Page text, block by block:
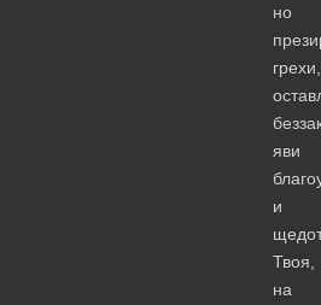
но
грехи,
яви
и
Твоя,
на